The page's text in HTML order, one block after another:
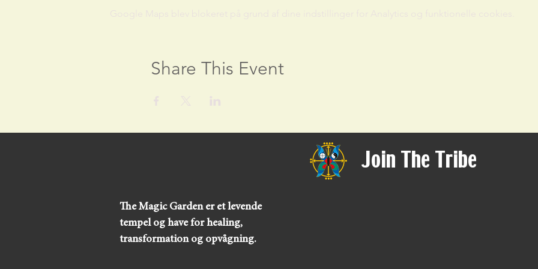
Share This Event
Join The Tribe
The Magic Garden er et levende
tempel og have for healing,
transformation og opvågning.